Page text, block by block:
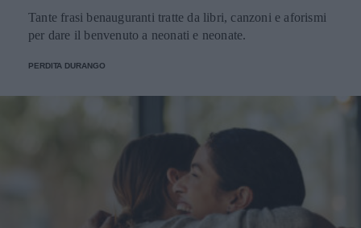
Tante frasi benauguranti tratte da libri, canzoni e aforismi
per dare il benvenuto a neonati e neonate.
PERDITA DURANGO